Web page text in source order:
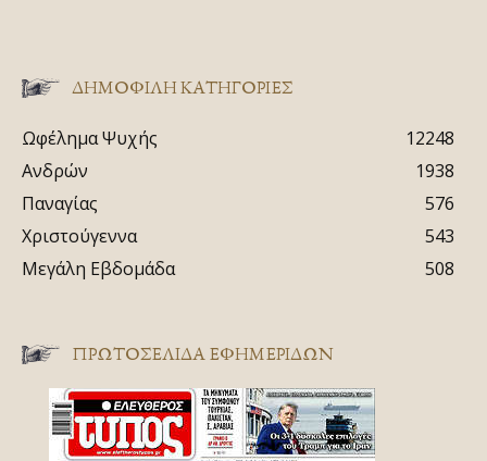
ΔΗΜΟΦΙΛΗ ΚΑΤΗΓΟΡΙΕΣ
Ωφέλημα Ψυχής
12248
Ανδρών
1938
Παναγίας
576
Χριστούγεννα
543
Μεγάλη Εβδομάδα
508
ΠΡΩΤΟΣΈΛΙΔΑ ΕΦΗΜΕΡΊΔΩΝ